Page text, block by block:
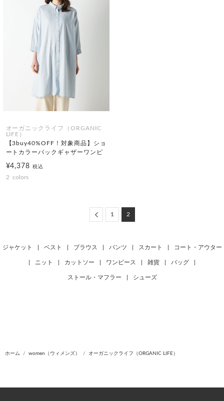
オーガニックライフ（ORGANIC
LIFE）
【3buy40%OFF！対象商品】ショ
ートカラーバックギャザーワンピ
¥4,378税込
2 colors
Previous
1 2
ジャケット ベスト ブラウス パンツ スカート コート・アウター
ニット カットソー ワンピース 雑貨 バッグ
ストール・マフラー シューズ
ホーム women（ウィメンズ） オーガニックライフ（ORGANIC LIFE）